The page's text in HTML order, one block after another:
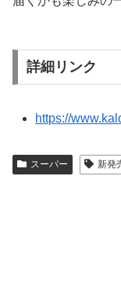
詳細リンク
https://
スーパー 新発